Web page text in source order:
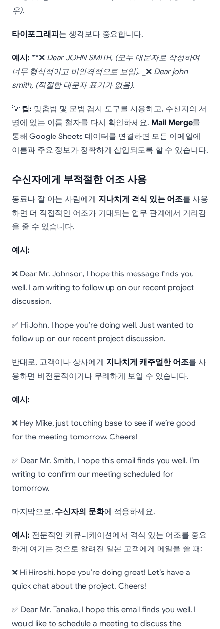
우).
타이포그래피는 생각보다 중요합니다.
예시: **❌ Dear JOHN SMITH, (모두 대문자로 작성하여
너무 형식적이고 비인격적으로 보임). _❌ Dear john
smith, (적절한 대문자 표기가 없음).
💡 팁: 맞춤법 및 문법 검사 도구를 사용하고, 수신자의 서
명에 있는 이름 철자를 다시 확인하세요. Mail Merge를
통해 Google Sheets 데이터를 연결하면 모든 이메일에
이름과 주요 정보가 정확하게 삽입되도록 할 수 있습니다.
수신자에게 부적절한 어조 사용
동료나 잘 아는 사람에게 지나치게 격식 있는 어조를 사용
하면 더 직접적인 어조가 기대되는 업무 관계에서 거리감
을 줄 수 있습니다.
예시:
❌ Dear Mr. Johnson, I hope this message finds you
well. I am writing to follow up on our recent project
discussion.
✅ Hi John, I hope you’re doing well. Just wanted to
follow up on our recent project discussion.
반대로, 고객이나 상사에게 지나치게 캐주얼한 어조를 사
용하면 비전문적이거나 무례하게 보일 수 있습니다.
예시:
❌ Hey Mike, just touching base to see if we’re good
for the meeting tomorrow. Cheers!
✅ Dear Mr. Smith, I hope this email finds you well. I’m
writing to confirm our meeting scheduled for
tomorrow.
마지막으로, 수신자의 문화에 적응하세요.
예시: 전문적인 커뮤니케이션에서 격식 있는 어조를 중요
하게 여기는 것으로 알려진 일본 고객에게 메일을 쓸 때:
❌ Hi Hiroshi, hope you’re doing great! Let’s have a
quick chat about the project. Cheers!
✅ Dear Mr. Tanaka, I hope this email finds you well. I
would like to schedule a meeting to discuss the